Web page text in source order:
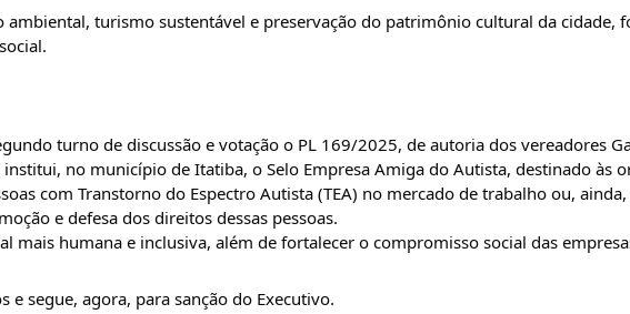
turismo sustentável e preservação do patrimônio cultural da cidade,
turno de discussão e votação o PL 169/2025, de autoria dos vereadores
no município de Itatiba, o Selo Empresa Amiga do Autista, destinado às
com Transtorno do Espectro Autista (TEA) no mercado de trabalho ou,
e defesa dos direitos dessas pessoas.
mais humana e inclusiva, além de fortalecer o compromisso social das
segue, agora, para sanção do Executivo.